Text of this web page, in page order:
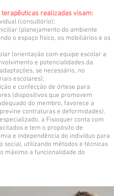
realizadas visam:
(consultório);​
(planejamento do ambiente
o espaço físico, os mobiliários e os
(orientação com equipe escolar a
e potencialidades da
se necessário, no
escolares);
e confecção de órtese para
(dispositivos que promovem
do membro, favorece a
contraturas e deformidades).
a Fisioquer conta com
e tem o propósito de
e independência do indivíduo para
social, utilizando métodos e técnicas
máximo a funcionalidade do